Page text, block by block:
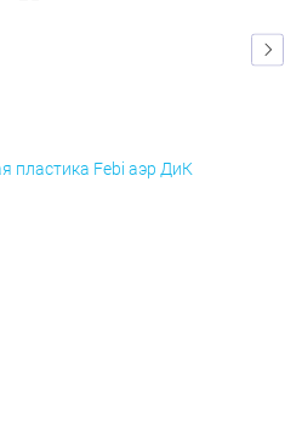
пластика Febi аэр ДиК